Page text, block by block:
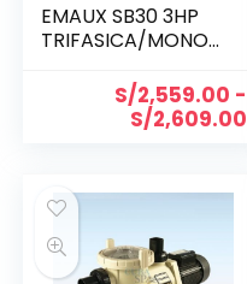
EMAUX SB30 3HP
TRIFASICA/MONOF
S/2,559.00 -
S/2,609.00